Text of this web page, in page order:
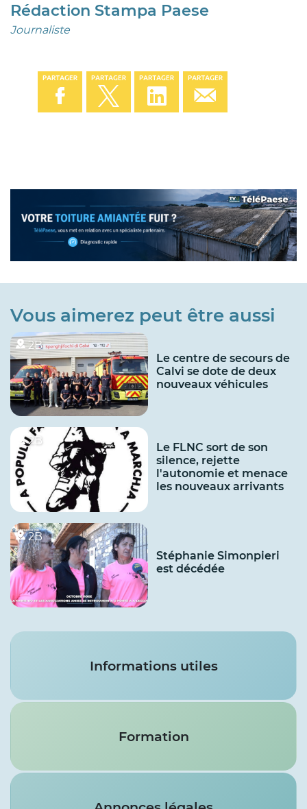
Rédaction Stampa Paese
Journaliste
Vous aimerez peut être aussi
2B
Le centre de secours de
Calvi se dote de deux
nouveaux véhicules
2B
Le FLNC sort de son
silence, rejette
l'autonomie et menace
les nouveaux arrivants
2B
Stéphanie Simonpieri
est décédée
Services
Informations utiles
Formation